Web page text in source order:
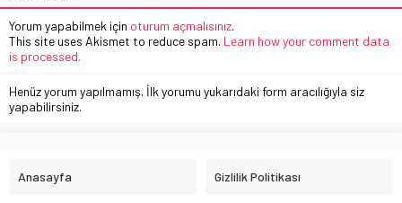
Yorum yapabilmek için oturum açmalısınız.
This site uses Akismet to reduce spam. Learn how your comment data
is processed.
Henüz yorum yapılmamış. İlk yorumu yukarıdaki form aracılığıyla siz
yapabilirsiniz.
Anasayfa Gizlilik Politikası